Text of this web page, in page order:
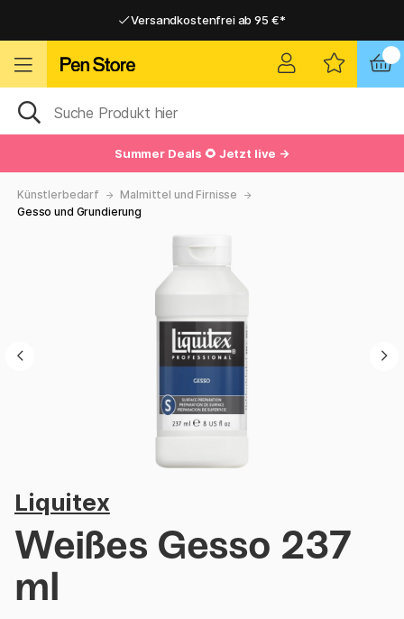
Versandkostenfrei ab 95 €*
Versandkostenfrei ab 95 €*
Summer Deals 🌻 Jetzt live →
Künstlerbedarf
Malmittel und Firnisse
Gesso und Grundierung
Liquitex
Weißes Gesso 237
ml